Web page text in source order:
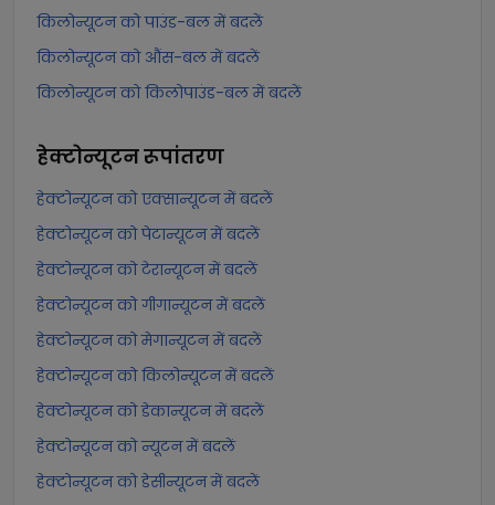
किलोन्यूटन को पाउंड-बल में बदलें
किलोन्यूटन को औंस-बल में बदलें
किलोन्यूटन को किलोपाउंड-बल में बदलें
हेक्टोन्यूटनरूपांतरण
हेक्टोन्यूटन को एक्सान्यूटन में बदलें
हेक्टोन्यूटन को पेटान्यूटन में बदलें
हेक्टोन्यूटन को टेरान्यूटन में बदलें
हेक्टोन्यूटन को गीगान्यूटन में बदलें
हेक्टोन्यूटन को मेगान्यूटन में बदलें
हेक्टोन्यूटन को किलोन्यूटन में बदलें
हेक्टोन्यूटन को डेकान्यूटन में बदलें
हेक्टोन्यूटन को न्यूटन में बदलें
हेक्टोन्यूटन को डेसीन्यूटन में बदलें